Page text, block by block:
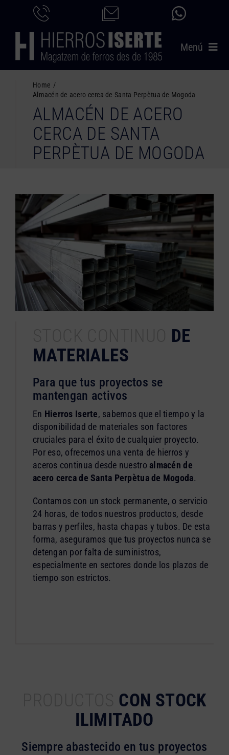
contenido
Menú
PRODUCTOS
SERVICIOS
CATÁLOGO
CONTACTO
Home
Almacén de acero cerca de Santa Perpètua de Mogoda
ALMACÉN DE ACERO
CERCA DE SANTA
PERPÈTUA DE MOGODA
DE
MATERIALES
Para que tus proyectos se
mantengan activos
En Hierros Iserte, sabemos que el tiempo y la
disponibilidad de materiales son factores
cruciales para el éxito de cualquier proyecto.
Por eso, ofrecemos una venta de hierros y
aceros continua desde nuestro almacén de
acero cerca de Santa Perpètua de Mogoda.
Contamos con un stock permanente, o servicio
24 horas, de todos nuestros productos, desde
barras y perfiles, hasta chapas y tubos. De esta
forma, aseguramos que tus proyectos nunca se
detengan por falta de suministros,
especialmente en sectores donde los plazos de
tiempo son estrictos.
CON STOCK
ILIMITADO
Siempre abastecido en tus proyectos